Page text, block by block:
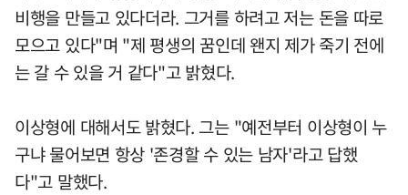
비행을 만들고 있다더라. 그거를 하려고 저는 돈을 따로
모으고 있다"며 "제 평생의 꿈인데 왠지 제가 죽기 전에
는 갈 수 있을 거 같다"고 밝혔다.
이상형에 대해서도 밝혔다. 그는 "예전부터 이상형이 누
구냐 물어보면 항상 '존경할 수 있는 남자'라고 답했
다"고 말했다.